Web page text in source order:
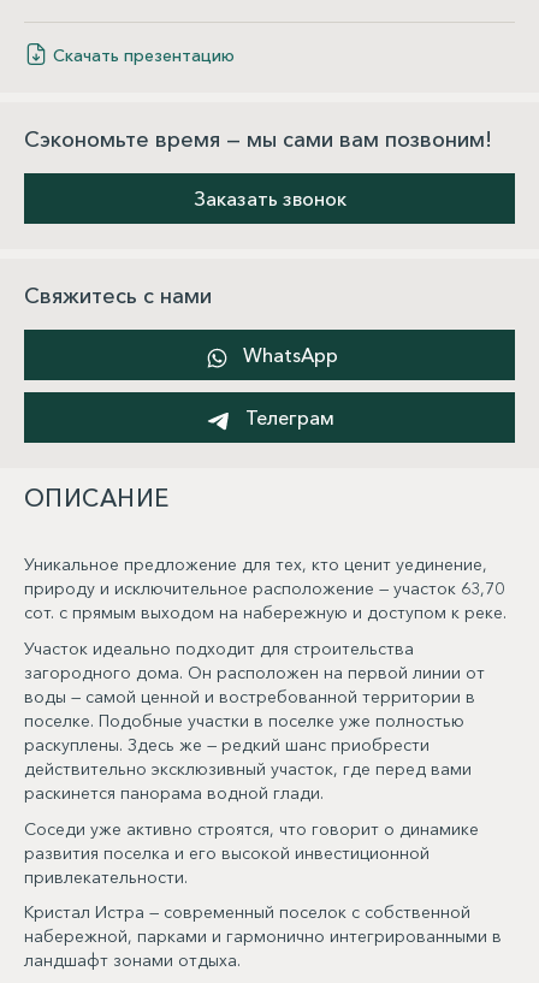
Скачать презентацию
Сэкономьте время — мы сами вам позвоним!
Заказать звонок
Свяжитесь с нами
WhatsApp
Телеграм
ОПИСАНИЕ
Уникальное предложение для тех, кто ценит уединение,
природу и исключительное расположение — участок 63,70
сот. с прямым выходом на набережную и доступом к реке.
Участок идеально подходит для строительства
загородного дома. Он расположен на первой линии от
воды — самой ценной и востребованной территории в
поселке. Подобные участки в поселке уже полностью
раскуплены. Здесь же — редкий шанс приобрести
действительно эксклюзивный участок, где перед вами
раскинется панорама водной глади.
Соседи уже активно строятся, что говорит о динамике
развития поселка и его высокой инвестиционной
привлекательности.
Кристал Истра — современный поселок с собственной
набережной, парками и гармонично интегрированными в
ландшафт зонами отдыха.